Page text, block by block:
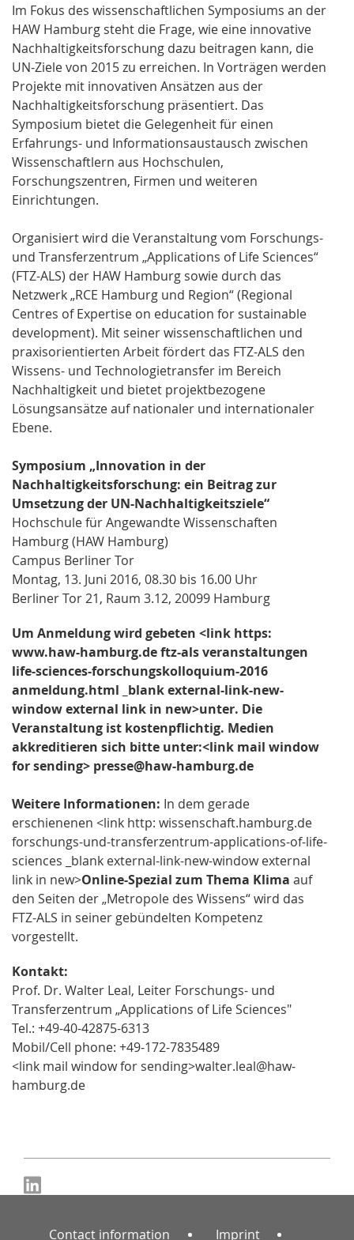
Im Fokus des wissenschaftlichen Symposiums an der
HAW Hamburg steht die Frage, wie eine innovative
Nachhaltigkeitsforschung dazu beitragen kann, die
UN-Ziele von 2015 zu erreichen. In Vorträgen werden
Projekte mit innovativen Ansätzen aus der
Nachhaltigkeitsforschung präsentiert. Das
Symposium bietet die Gelegenheit für einen
Erfahrungs- und Informationsaustausch zwischen
Wissenschaftlern aus Hochschulen,
Forschungszentren, Firmen und weiteren
Einrichtungen.
Organisiert wird die Veranstaltung vom Forschungs-
und Transferzentrum „Applications of Life Sciences“
(FTZ-ALS) der HAW Hamburg sowie durch das
Netzwerk „RCE Hamburg und Region“ (Regional
Centres of Expertise on education for sustainable
development). Mit seiner wissenschaftlichen und
praxisorientierten Arbeit fördert das FTZ-ALS den
Wissens- und Technologietransfer im Bereich
Nachhaltigkeit und bietet projektbezogene
Lösungsansätze auf nationaler und internationaler
Ebene.
Symposium „Innovation in der
Nachhaltigkeitsforschung: ein Beitrag zur
Umsetzung der UN-Nachhaltigkeitsziele“
Hochschule für Angewandte Wissenschaften
Hamburg (HAW Hamburg)
Campus Berliner Tor
Montag, 13. Juni 2016, 08.30 bis 16.00 Uhr
Berliner Tor 21, Raum 3.12, 20099 Hamburg
Um Anmeldung wird gebeten <link https:
www.haw-hamburg.de ftz-als veranstaltungen
life-sciences-forschungskolloquium-2016
anmeldung.html _blank external-link-new-
window external link in new>unter. Die
Veranstaltung ist kostenpflichtig. Medien
akkreditieren sich bitte unter:<link mail window
for sending> presse@haw-hamburg.de
Weitere Informationen: In dem gerade
erschienenen <link http: wissenschaft.hamburg.de
forschungs-und-transferzentrum-applications-of-life-
sciences _blank external-link-new-window external
link in new>Online-Spezial zum Thema Klima auf
den Seiten der „Metropole des Wissens“ wird das
FTZ-ALS in seiner gebündelten Kompetenz
vorgestellt.
Kontakt:
Prof. Dr. Walter Leal, Leiter Forschungs- und
Transferzentrum „Applications of Life Sciences"
Tel.: +49-40-42875-6313
Mobil/Cell phone: +49-172-7835489
<link mail window for sending>walter.leal@haw-
hamburg.de
Contact information Imprint